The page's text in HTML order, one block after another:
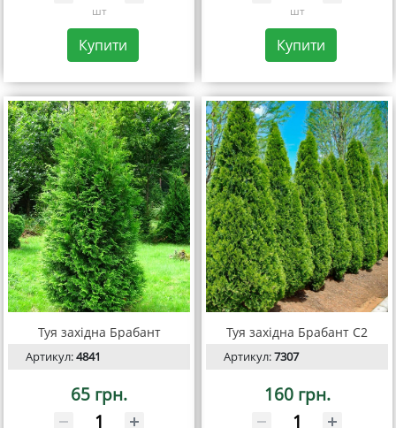
шт
Купити
шт
Купити
Туя західна Брабант
Артикул:4841
65 грн.
Туя західна Брабант С2
Артикул:7307
160 грн.